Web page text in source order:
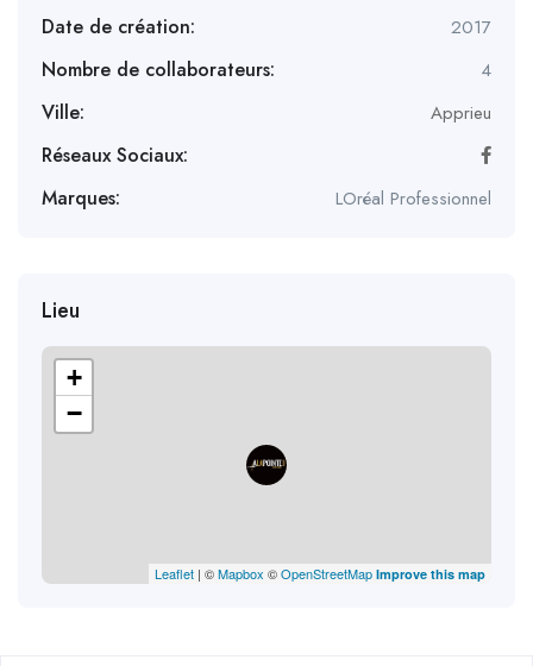
Date de création: 2017
Nombre de collaborateurs: 4
Ville: Apprieu
Réseaux Sociaux:
Marques:
LOréal Professionnel
Lieu
+
−
Leaflet | ©Mapbox ©OpenStreetMap Improve this map